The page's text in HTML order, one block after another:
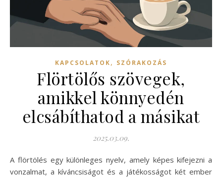
KAPCSOLATOK, SZÓRAKOZÁS
Flörtölős szövegek,
amikkel könnyedén
elcsábíthatod a másikat
2025.03.09.
A flörtölés egy különleges nyelv, amely képes kifejezni a
vonzalmat, a kíváncsiságot és a játékosságot két ember